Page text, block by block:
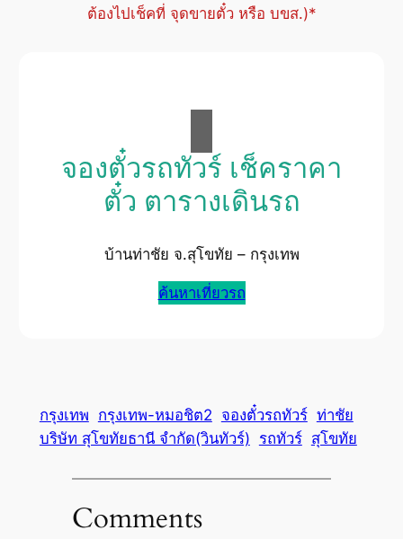
ต้องไปเช็คที่ จุดขายตั๋ว หรือ บขส.)*
จองตั๋วรถทัวร์ เช็คราคา
ตั๋ว ตารางเดินรถ
บ้านท่าชัย จ.สุโขทัย – กรุงเทพ
ค้นหาเที่ยวรถ
กรุงเทพ กรุงเทพ-หมอชิต2 จองตั๋วรถทัวร์ ท่าชัย
บริษัท สุโขทัยธานี จำกัด(วินทัวร์) รถทัวร์ สุโขทัย
Comments